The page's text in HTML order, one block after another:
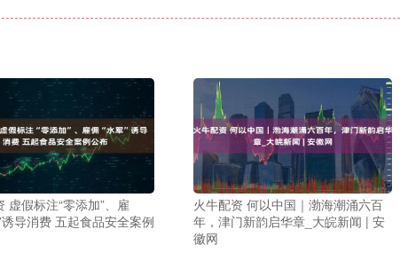
虚假标注“零添加”、雇
诱导消费 五起食品安全案例
火牛配资 何以中国｜渤海潮涌六百
年，津门新韵启华章_大皖新闻 | 安
徽网